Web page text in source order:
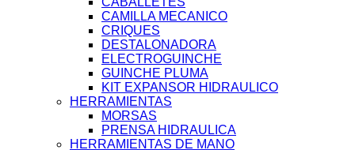
CAMILLA MECANICO
CRIQUES
DESTALONADORA
ELECTROGUINCHE
GUINCHE PLUMA
KIT EXPANSOR HIDRAULICO
HERRAMIENTAS
MORSAS
PRENSA HIDRAULICA
HERRAMIENTAS DE MANO